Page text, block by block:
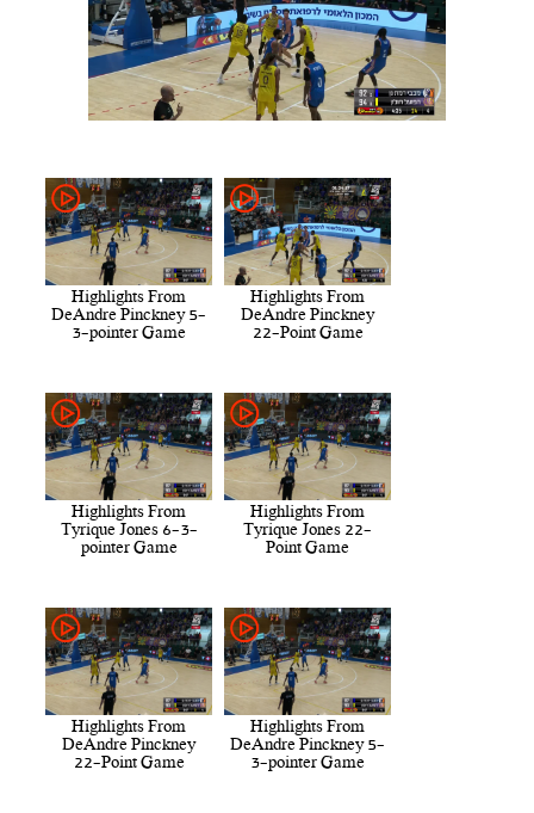
Highlights From
DeAndre Pinckney
22-Point Game
Highlights From
DeAndre Pinckney 5-
3-pointer Game
Highlights From
Tyrique Jones 22-
Point Game
Highlights From
Tyrique Jones 6-3-
pointer Game
Highlights From
DeAndre Pinckney 5-
3-pointer Game
Highlights From
DeAndre Pinckney
22-Point Game